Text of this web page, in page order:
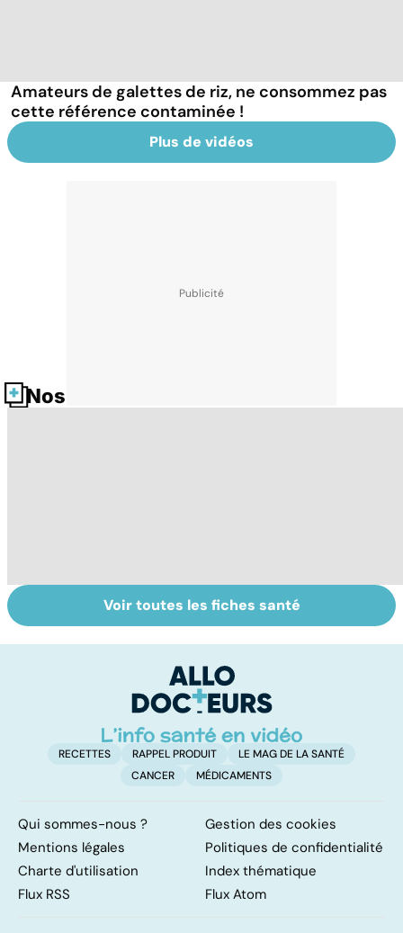
Amateurs de galettes de riz, ne consommez pas
cette référence contaminée !
Plus de vidéos
Nos fiches santé
Le café : une
mine d'or pour
Tout savoir sur
les infections
Voir toutes les fiches santé
RECETTES RAPPEL PRODUIT
LE MAG DE LA SANTÉ
CANCER
MÉDICAMENTS
Qui sommes-nous ?
Gestion des cookies
Mentions légales
Politiques de confidentialité
Charte d'utilisation
Index thématique
Flux RSS
Flux Atom